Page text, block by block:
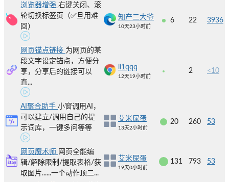
浏览器增强 右键关闭、滚
轮切换标签页（✅旦用难
回）
知产二大爷
10天23小时前
6 22 3936
网页锚点链接 为网页的某
段文字设定锚点，方便分
享，分享后的链接可以
直...
li1qqq
12天19小时前
2 <10
AI聚合助手 小窗调用AI，
可以建立/调用自己的提
示词库，一键多问等等
艾米屎蛋
13天2小时前
20 260 53
网页魔术师 网页全能编
辑/解除限制/提取表格/获
取图片......一个动作顶二...
艾米屎蛋
19天0小时前
131 793 53